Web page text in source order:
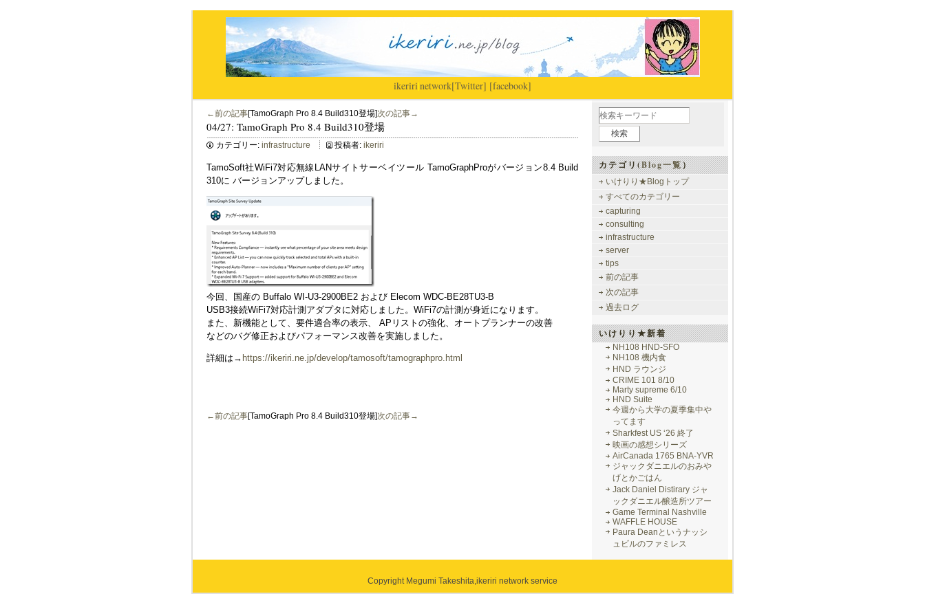
ikeriri|network[Twitter] [facebook]
←前の記事[TamoGraph Pro 8.4 Build310登場]次の記事→
04/27: TamoGraph Pro 8.4 Build310登場
カテゴリー: infrastructure 投稿者: ikeriri
TamoSoft社WiFi7対応無線LANサイトサーベイツール TamoGraphProがバージョン8.4 Build
310に バージョンアップしました。
今回、国産の Buffalo WI-U3-2900BE2 および Elecom WDC-BE28TU3-B
USB3接続WiFi7対応計測アダプタに対応しました。WiFi7の計測が身近になります。
また、新機能として、要件適合率の表示、 APリストの強化、オートプランナーの改善
などのバグ修正およびパフォーマンス改善を実施しました。
詳細は→ https://ikeriri.ne.jp/develop/tamosoft/tamographpro.html
←前の記事[TamoGraph Pro 8.4 Build310登場]次の記事→
カテゴリ(Blog一覧）
いけりり★Blogトップ
すべてのカテゴリー
capturing
consulting
infrastructure
server
tips
前の記事
次の記事
過去ログ
いけりり★新着
NH108 HND-SFO
NH108 機内食
HND ラウンジ
CRIME 101 8/10
Marty supreme 6/10
HND Suite
今週から大学の夏季集中や
ってます
Sharkfest US ‘26 終了
映画の感想シリーズ
AirCanada 1765 BNA-YVR
ジャックダニエルのおみや
げとかごはん
Jack Daniel Distirary ジャ
ックダニエル醸造所ツアー
Game Terminal Nashville
WAFFLE HOUSE
Paura Deanというナッシ
ュビルのファミレス
Copyright Megumi Takeshita,ikeriri network service